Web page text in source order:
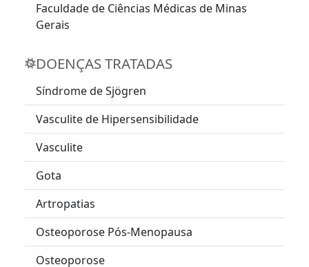
Faculdade de Ciências Médicas de Minas
Gerais
DOENÇAS TRATADAS
Síndrome de Sjögren
Vasculite de Hipersensibilidade
Vasculite
Gota
Artropatias
Osteoporose Pós-Menopausa
Osteoporose